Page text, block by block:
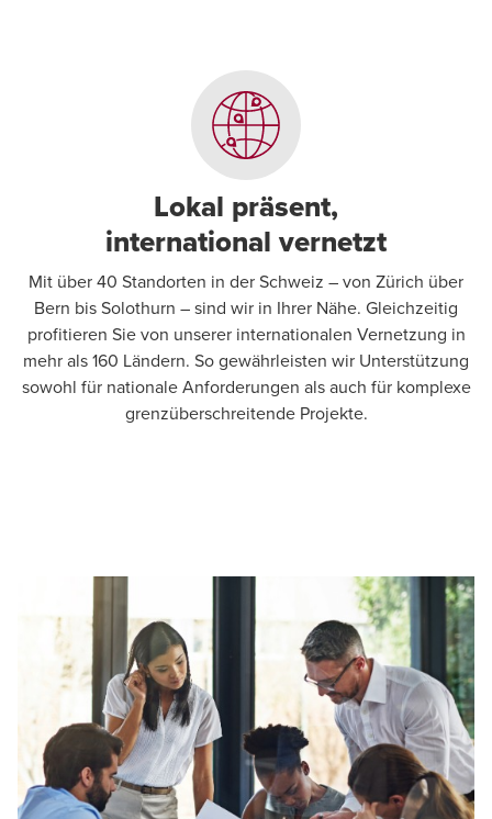
Lokal präsent,
international vernetzt
Mit über 40 Standorten in der Schweiz – von Zürich über
Bern bis Solothurn – sind wir in Ihrer Nähe. Gleichzeitig
profitieren Sie von unserer internationalen Vernetzung in
mehr als 160 Ländern. So gewährleisten wir Unterstützung
sowohl für nationale Anforderungen als auch für komplexe
grenzüberschreitende Projekte.